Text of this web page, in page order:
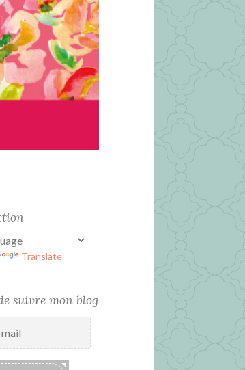
WordPress.org
Translate
suivre mon blog